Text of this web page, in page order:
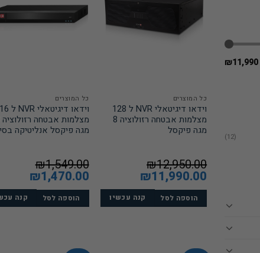
₪11,990
(12)
כל המוצרים
וידאו דיגיטאלי NVR ל 128
מצלמות אבטחה רזולוציה 8
מגה פיקסל
₪12,950.00
המחיר
המקורי
היה:
₪12,950.00.
₪11,990.00 המחיר
הנוכחי
הוא:
₪11,990.00. הוספה לסל קנה עכשיו
כל המוצרים
וידאו דיגיטאלי NVR ל 16
מגה פיקסל אנליטיקה
₪1,549.00
המחיר
המקורי
היה:
₪1,549.00.
₪1,470.00
הוא:
הוספה לסל קנה